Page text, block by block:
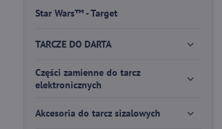
Star Wars™ - Target
TARCZE DO DARTA
Części zamienne do tarcz
elektronicznych
Akcesoria do tarcz sizalowych